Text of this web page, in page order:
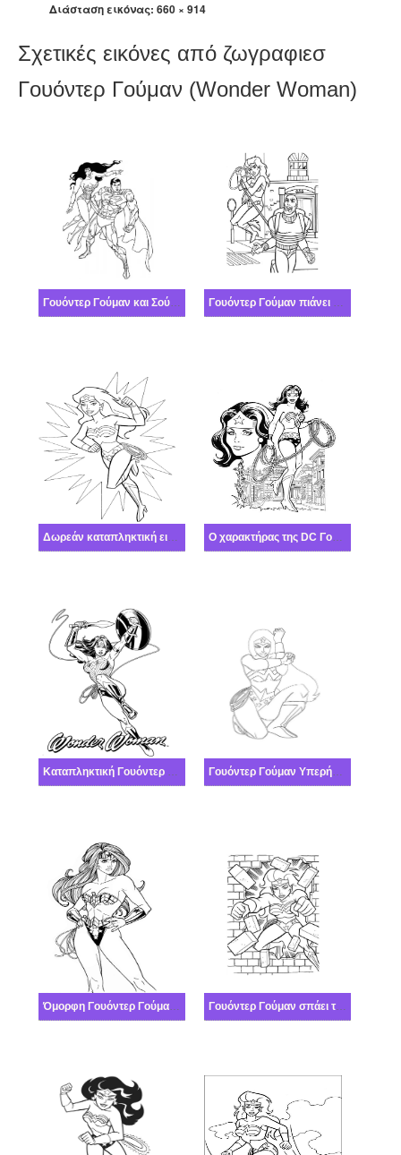
Διάσταση εικόνας: 660 × 914
Σχετικές εικόνες από ζωγραφιεσ
Γουόντερ Γούμαν (Wonder Woman)
Γουόντερ Γούμαν και Σούπερμαν Γουόντερ Γούμαν πιάνει έναν εγκληματία
Δωρεάν καταπληκτική εικόνα Γουόντερ Γούμαν Ο χαρακτήρας της DC Γουόντερ Γούμαν
Καταπληκτική Γουόντερ Γούμαν δωρεάν Γουόντερ Γούμαν Υπερήρωας
Όμορφη Γουόντερ Γούμαν που στέκεται Γουόντερ Γούμαν σπάει τον τοίχο